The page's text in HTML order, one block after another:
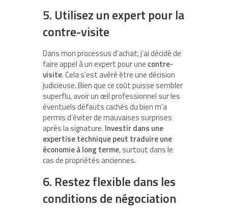
5. Utilisez un expert pour la
contre-visite
Dans mon processus d’achat, j’ai décidé de
faire appel à un expert pour une contre-
visite. Cela s’est avéré être une décision
judicieuse. Bien que ce coût puisse sembler
superflu, avoir un œil professionnel sur les
éventuels défauts cachés du bien m’a
permis d’éviter de mauvaises surprises
après la signature. Investir dans une
expertise technique peut traduire une
économie à long terme, surtout dans le
cas de propriétés anciennes.
6. Restez flexible dans les
conditions de négociation